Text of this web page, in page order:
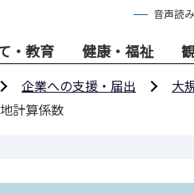
音声読
・教育 健康・福祉
企業への支援・届出
大
計算係数